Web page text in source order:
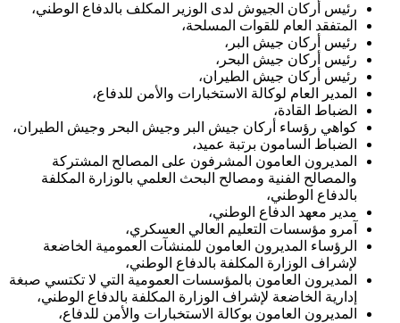
رئيس أركان الجيوش لدى الوزير المكلف بالدفاع الوطني،
المتفقد العام للقوات المسلحة،
رئيس أركان جيش البر،
رئيس أركان جيش البحر،
رئيس أركان جيش الطيران،
المدير العام لوكالة الاستخبارات والأمن للدفاع،
الضباط القادة،
كواهي رؤساء أركان جيش البر وجيش البحر وجيش الطيران،
الضباط السامون برتبة عميد،
المديرون العامون المشرفون على المصالح المشتركة
والمصالح الفنية ومصالح البحث العلمي بالوزارة المكلفة
بالدفاع الوطني،
مدير معهد الدفاع الوطني،
آمرو مؤسسات التعليم العالي العسكري،
الرؤساء المديرون العامون للمنشآت العمومية الخاضعة
لإشراف الوزارة المكلفة بالدفاع الوطني،
المديرون العامون بالمؤسسات العمومية التي لا تكتسي صبغة
إدارية الخاضعة لإشراف الوزارة المكلفة بالدفاع الوطني،
المديرون العامون بوكالة الاستخبارات والأمن للدفاع،